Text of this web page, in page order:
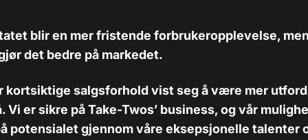
blir en mer fristende forbrukeropplevelse,
det bedre på markedet.
kortsiktige salgsforhold vist seg å være mer
Vi er sikre på Take-Twos’ business, og vår
potensialet gjennom våre eksepsjonelle talenter